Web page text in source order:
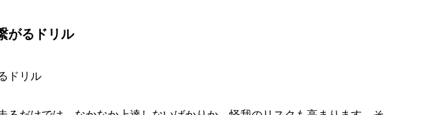
がるドリル